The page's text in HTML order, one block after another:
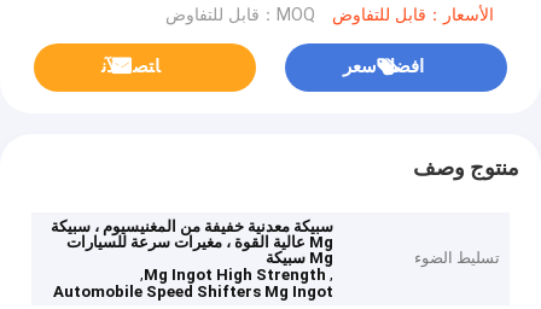
الأسعار：قابل للتفاوض MOQ：قابل للتفاوض
افضل سعر ﺎﺘﺼﻟ ﺍﻶﻧ
منتوج وصف
تسليط الضوء
سبيكة معدنية خفيفة من المغنيسيوم ، سبيكة
Mg عالية القوة ، مغيرات سرعة للسيارات
Mg سبيكة
,
Mg Ingot High Strength
,
Automobile Speed Shifters Mg Ingot